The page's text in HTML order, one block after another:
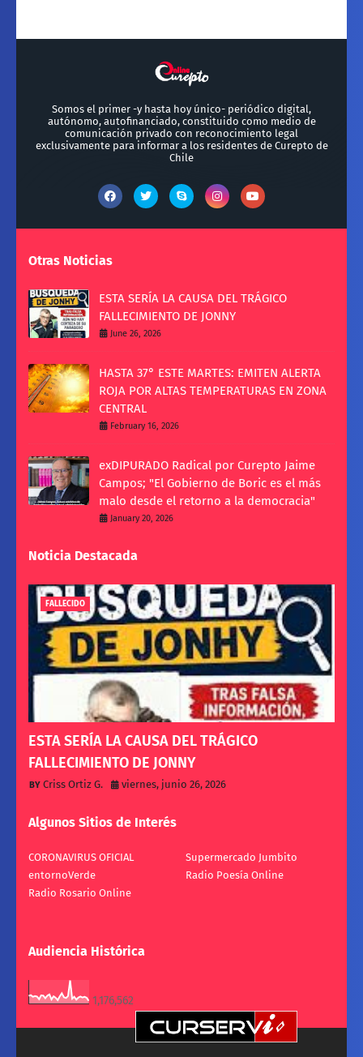
Somos el primer -y hasta hoy único- periódico digital,
autónomo, autofinanciado, constituido como medio de
comunicación privado con reconocimiento legal
exclusivamente para informar a los residentes de Curepto de
Chile
Otras Noticias
ESTA SERÍA LA CAUSA DEL TRÁGICO
FALLECIMIENTO DE JONNY
June 26, 2026
HASTA 37° ESTE MARTES: EMITEN ALERTA
ROJA POR ALTAS TEMPERATURAS EN ZONA
CENTRAL
February 16, 2026
exDIPURADO Radical por Curepto Jaime
Campos; "El Gobierno de Boric es el más
malo desde el retorno a la democracia"
January 20, 2026
Noticia Destacada
FALLECIDO
ESTA SERÍA LA CAUSA DEL TRÁGICO
FALLECIMIENTO DE JONNY
Criss Ortiz G. viernes, junio 26, 2026
Algunos Sitios de Interés
CORONAVIRUS OFICIAL
Supermercado Jumbito
entornoVerde
Radio Poesía Online
Radio Rosario Online
Audiencia Histórica
1,176,562